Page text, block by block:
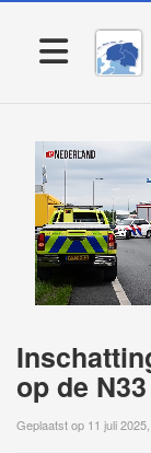
op de N33
Geplaatst op 11 juli